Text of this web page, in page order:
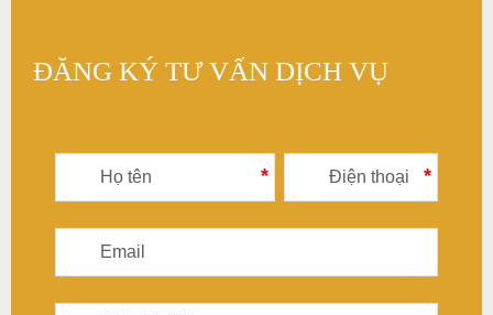
ĐĂNG KÝ TƯ VẤN DỊCH VỤ
* *